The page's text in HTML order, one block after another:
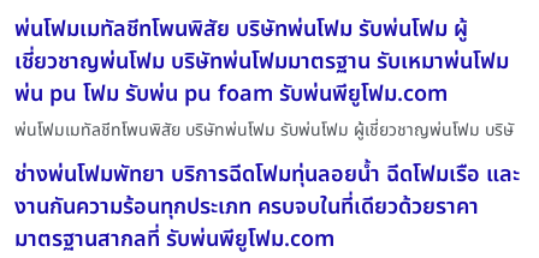
พ่นโฟมเมทัลชีทโพนพิสัย บริษัทพ่นโฟม รับพ่นโฟม ผู้
เชี่ยวชาญพ่นโฟม บริษัทพ่นโฟมมาตรฐาน รับเหมาพ่นโฟม
พ่น pu โฟม รับพ่น pu foam รับพ่นพียูโฟม.com
พ่นโฟมเมทัลชีทโพนพิสัย บริษัทพ่นโฟม รับพ่นโฟม ผู้เชี่ยวชาญพ่นโฟม บริษั
ช่างพ่นโฟมพัทยา บริการฉีดโฟมทุ่นลอยน้ำ ฉีดโฟมเรือ และ
งานกันความร้อนทุกประเภท ครบจบในที่เดียวด้วยราคา
มาตรฐานสากลที่ รับพ่นพียูโฟม.com